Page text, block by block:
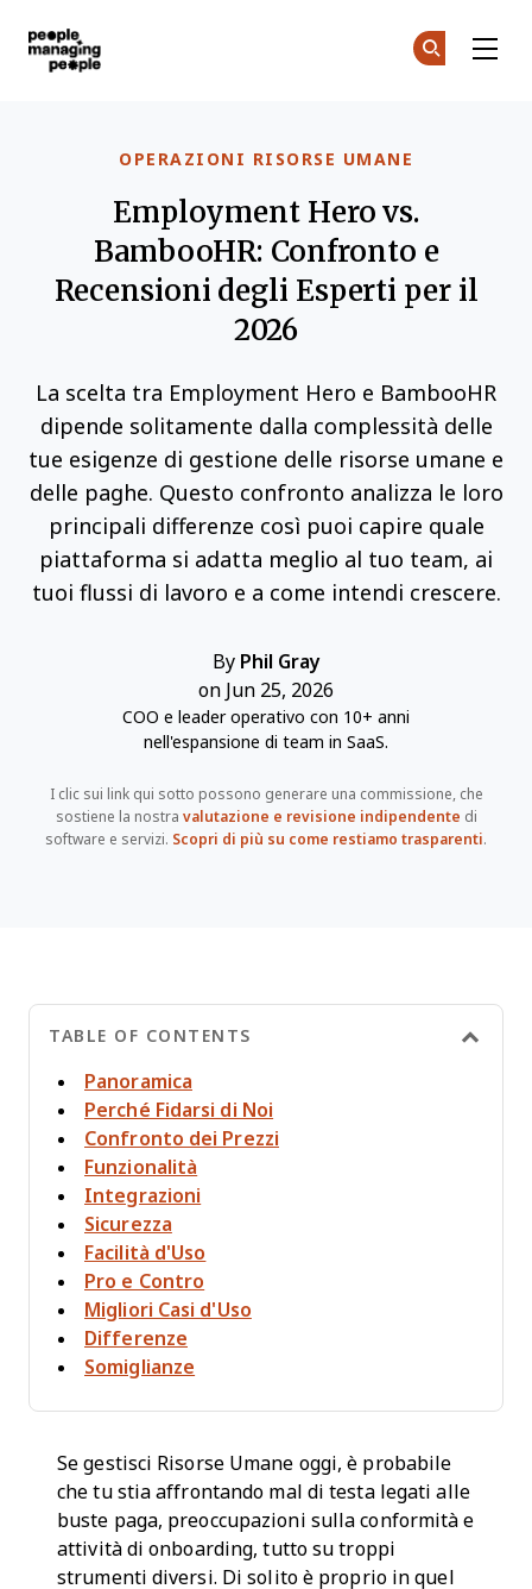
OPERAZIONI RISORSE UMANE
Employment Hero vs.
BambooHR: Confronto e
Recensioni degli Esperti per il
2026
La scelta tra Employment Hero e BambooHR
dipende solitamente dalla complessità delle
tue esigenze di gestione delle risorse umane e
delle paghe. Questo confronto analizza le loro
principali differenze così puoi capire quale
piattaforma si adatta meglio al tuo team, ai
tuoi flussi di lavoro e a come intendi crescere.
By Phil Gray
on Jun 25, 2026
COO e leader operativo con 10+ anni
nell'espansione di team in SaaS.
I clic sui link qui sotto possono generare una commissione, che
sostiene la nostra valutazione e revisione indipendente di
software e servizi. Scopri di più su come restiamo trasparenti.
TABLE OF CONTENTS
Panoramica
Perché Fidarsi di Noi
Confronto dei Prezzi
Funzionalità
Integrazioni
Sicurezza
Facilità d'Uso
Pro e Contro
Migliori Casi d'Uso
Differenze
Somiglianze
Se gestisci Risorse Umane oggi, è probabile
che tu stia affrontando mal di testa legati alle
buste paga, preoccupazioni sulla conformità e
attività di onboarding, tutto su troppi
strumenti diversi. Di solito è proprio in quel